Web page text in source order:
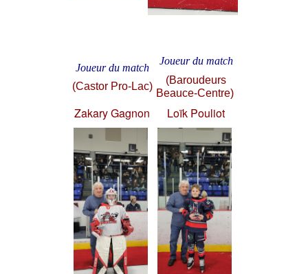
Joueur du match
(Castor Pro-Lac)
Joueur du match
(Baroudeurs
Beauce-Centre)
Zakary Gagnon Loïk Pouliot